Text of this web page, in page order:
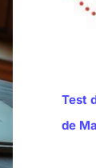
Test
de